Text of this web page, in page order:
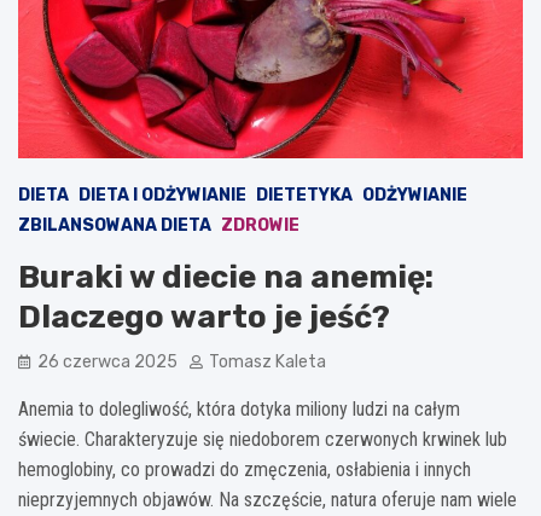
DIETA DIETA I ODŻYWIANIE DIETETYKA ODŻYWIANIE
ZBILANSOWANA DIETA ZDROWIE
Buraki w diecie na anemię:
Dlaczego warto je jeść?
26 czerwca 2025 Tomasz Kaleta
Anemia to dolegliwość, która dotyka miliony ludzi na całym
świecie. Charakteryzuje się niedoborem czerwonych krwinek lub
hemoglobiny, co prowadzi do zmęczenia, osłabienia i innych
nieprzyjemnych objawów. Na szczęście, natura oferuje nam wiele